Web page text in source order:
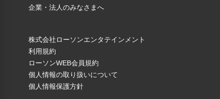
企業・法人のみなさまへ
株式会社ローソンエンタテインメント
利用規約
ローソンWEB会員規約
個人情報の取り扱いについて
個人情報保護方針